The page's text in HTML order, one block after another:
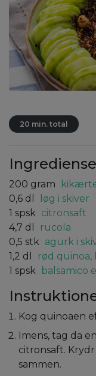
20 min. total
200 gram
0,6 dl
løg i skiver
1 spsk citronsaft
4,7 dl
rucola
0,5 stk agurk i
1,2 dl
rød quinoa,
1 spsk balsamico
Kog quinoaen
Imens, tag da
citronsaft.
sammen.